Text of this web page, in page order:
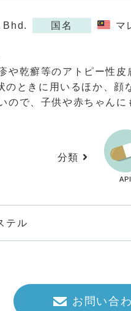
国名 マ
乾癬等のアトピー性皮
ときに用いるほか、顔
で、子供や赤ちゃんに
分類
API
テル
お問い合